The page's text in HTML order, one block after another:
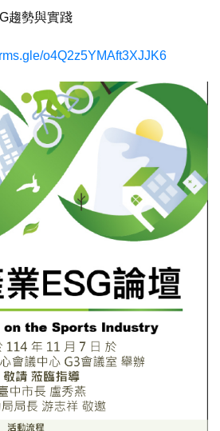
趨勢與實踐
o4Q2z5YMAft3XJJK6